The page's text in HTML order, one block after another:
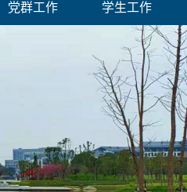
党群工作 学生工作